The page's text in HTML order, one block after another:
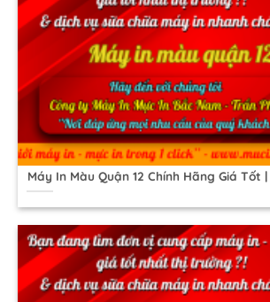
Máy In Màu Quận 12 Chính Hãng Giá Tốt